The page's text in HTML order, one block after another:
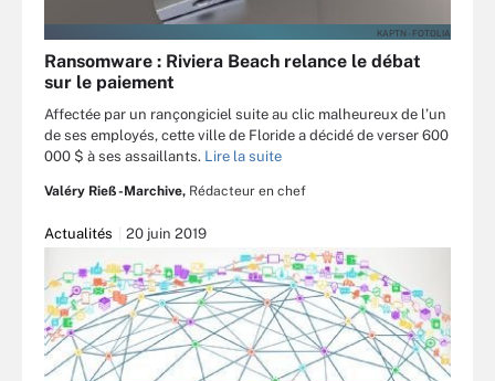
KAPTN - FOTOLIA
Ransomware : Riviera Beach relance le débat
sur le paiement
Affectée par un rançongiciel suite au clic malheureux de l’un
de ses employés, cette ville de Floride a décidé de verser 600
000 $ à ses assaillants. Lire la suite
Valéry Rieß-Marchive, Rédacteur en chef
Actualités 20 juin 2019